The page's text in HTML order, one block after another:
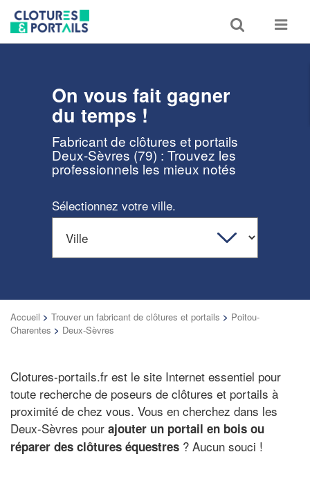
Toggle
search
Toggle
On vous fait gagner
du temps !
Fabricant de clôtures et portails
Deux-Sèvres (79) : Trouvez les
professionnels les mieux notés
Sélectionnez votre ville.
Accueil > Trouver un fabricant de clôtures et portails > Poitou-
Charentes > Deux-Sèvres
Clotures-portails.fr est le site Internet essentiel pour
toute recherche de poseurs de clôtures et portails à
proximité de chez vous. Vous en cherchez dans les
Deux-Sèvres pour ajouter un portail en bois ou
réparer des clôtures équestres ? Aucun souci !